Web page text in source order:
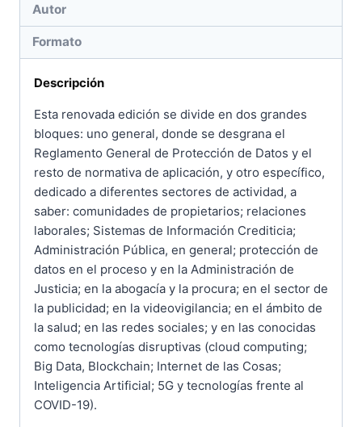
Autor
Formato
Descripción
Esta renovada edición se divide en dos grandes
bloques: uno general, donde se desgrana el
Reglamento General de Protección de Datos y el
resto de normativa de aplicación, y otro específico,
dedicado a diferentes sectores de actividad, a
saber: comunidades de propietarios; relaciones
laborales; Sistemas de Información Crediticia;
Administración Pública, en general; protección de
datos en el proceso y en la Administración de
Justicia; en la abogacía y la procura; en el sector de
la publicidad; en la videovigilancia; en el ámbito de
la salud; en las redes sociales; y en las conocidas
como tecnologías disruptivas (cloud computing;
Big Data, Blockchain; Internet de las Cosas;
Inteligencia Artificial; 5G y tecnologías frente al
COVID-19).